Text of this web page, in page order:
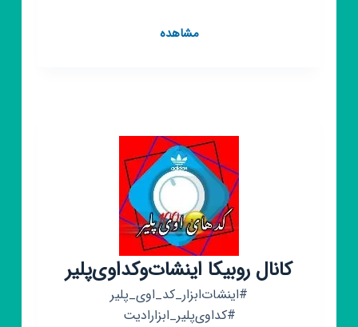
مشاهدهکانال
اینشات
کانال روبیکا اینشات‌وکد‌اوی‌پلیر
#اینشات‌ابزار_کد_اوی_پلیر
#کداوی‌پلیر_ابزار‌ادیت‌